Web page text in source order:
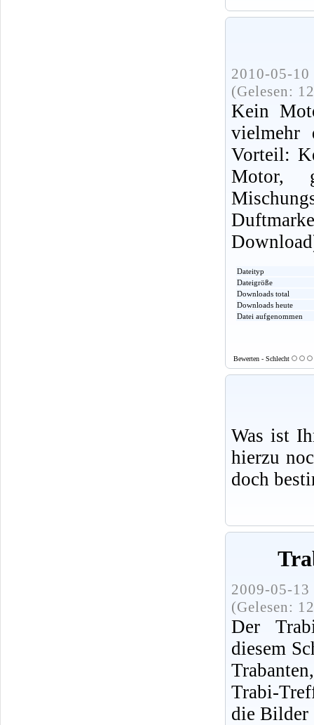
2010-05-
(Gelesen:
Kein
vielmehr
Vorteil:
Motor,
Dateityp
Dateigröße
Downloads total
Downloads heute
Datei aufgenommen
Bewerten - Schlecht
Was ist
hierzu
doch
2009-05-
(Gelesen:
Der
diesem
Trabi-
die Bilder